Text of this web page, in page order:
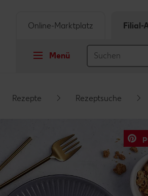
Menü
Online-Marktplatz Filial-
Rezepte Rezeptsuche